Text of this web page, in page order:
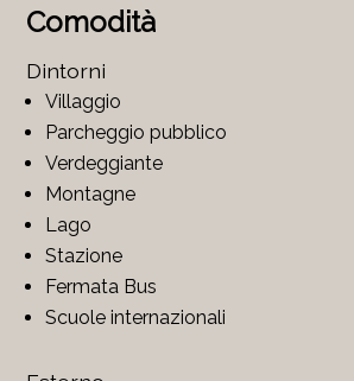
Comodità
Dintorni
Villaggio
Parcheggio pubblico
Verdeggiante
Montagne
Lago
Stazione
Fermata Bus
Scuole internazionali